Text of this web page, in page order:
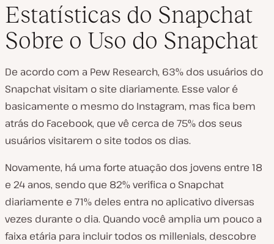
Estatísticas do Snapchat
Sobre o Uso do Snapchat
De acordo com a Pew Research, 63% dos usuários do
Snapchat visitam o site diariamente. Esse valor é
basicamente o mesmo do Instagram, mas fica bem
atrás do Facebook, que vê cerca de 75% dos seus
usuários visitarem o site todos os dias.
Novamente, há uma forte atuação dos jovens entre 18
e 24 anos, sendo que 82% verifica o Snapchat
diariamente e 71% deles entra no aplicativo diversas
vezes durante o dia. Quando você amplia um pouco a
faixa etária para incluir todos os millenials, descobre